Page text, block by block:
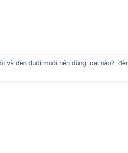
và đèn đuổi muỗi nên dùng loại nào?,